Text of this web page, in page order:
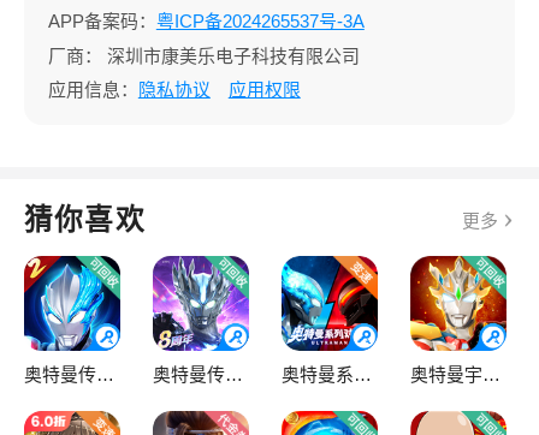
APP备案码： 粤ICP备2024265537号-3A
厂商：
深圳市康美乐电子科技有限公司
应用信息：
隐私协议 应用权限
猜你喜欢 更多
奥特曼传奇英雄2 奥特曼传奇英雄 奥特曼系列OL 奥特曼宇宙英雄